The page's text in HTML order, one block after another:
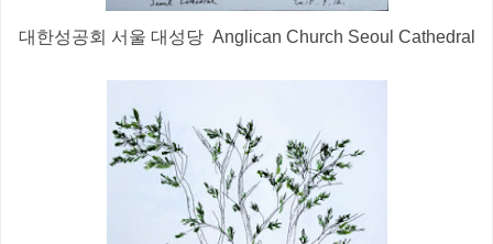
대한성공회 서울 대성당 Anglican Church Seoul Cathedral